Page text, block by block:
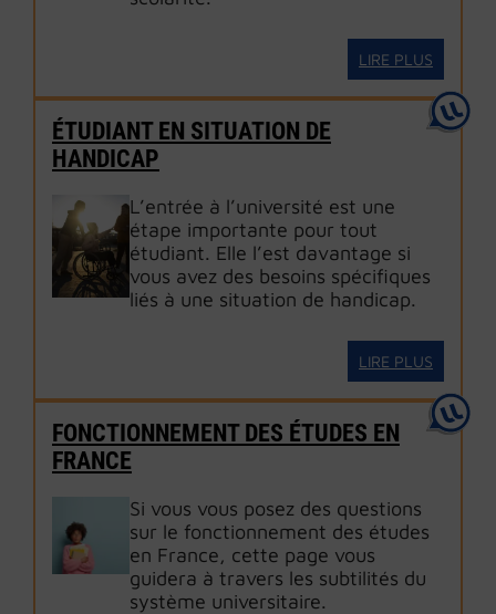
LIRE PLUS
ÉTUDIANT EN SITUATION DE
HANDICAP
L’entrée à l’université est une
étape importante pour tout
étudiant. Elle l’est davantage si
vous avez des besoins spécifiques
liés à une situation de handicap.
LIRE PLUS
FONCTIONNEMENT DES ÉTUDES EN
FRANCE
Si vous vous posez des questions
sur le fonctionnement des études
en France, cette page vous
guidera à travers les subtilités du
système universitaire.